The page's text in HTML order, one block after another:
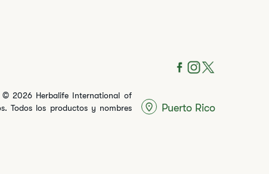
2026 Herbalife International of
Todos los productos y nombres
Puerto Rico